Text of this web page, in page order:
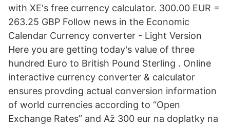
with XE's free currency calculator. 300.00 EUR =
263.25 GBP Follow news in the Economic
Calendar Currency converter - Light Version
Here you are getting today's value of three
hundred Euro to British Pound Sterling . Online
interactive currency converter & calculator
ensures provding actual conversion information
of world currencies according to “Open
Exchange Rates” and Až 300 eur na doplatky na